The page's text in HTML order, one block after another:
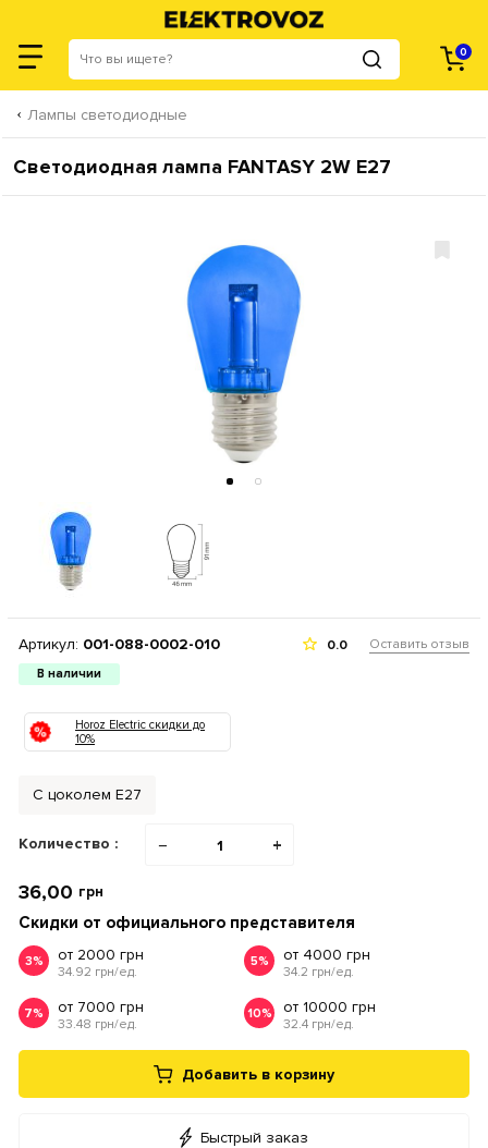
0
Лампы светодиодные
Светодиодная лампа FANTASY 2W E27
Артикул: 001-088-0002-010
В наличии
0.0 Оставить отзыв
Horoz Electric скидки до
10%
С цоколем Е27
Количество : − +
36,00 грн
Скидки от официального представителя
3% от 2000 грн
34.92 грн/ед.
5% от 4000 грн
34.2 грн/ед.
7% от 7000 грн
33.48 грн/ед.
10% от 10000 грн
32.4 грн/ед.
Добавить в корзину
Быстрый заказ